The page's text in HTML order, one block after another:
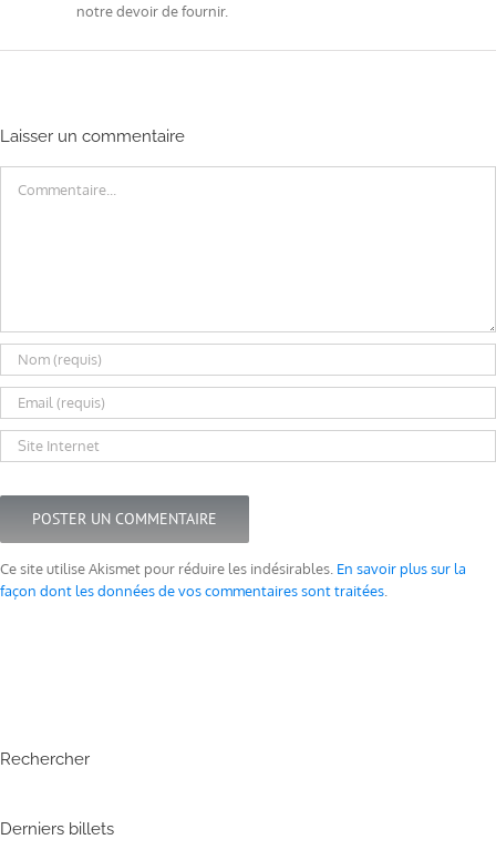
notre devoir de fournir.
Laisser un commentaire
Ce site utilise Akismet pour réduire les indésirables. En savoir plus sur la
façon dont les données de vos commentaires sont traitées
Rechercher
Derniers billets